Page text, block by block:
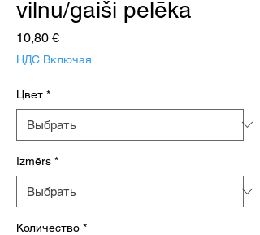
vilnu/gaiši pelēka
10,80 €Цена
НДС Включая
Цвет *
Izmērs *
Количество *